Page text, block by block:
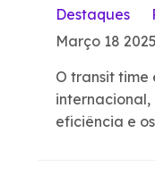
Destaques
Março 18 2025
O transit
eficiência e